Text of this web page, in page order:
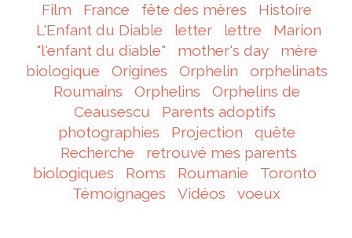
Film
France fête des mères
Histoire
L'Enfant du Diable
letter lettre
Marion
"l'enfant du diable"
mother's day
mère
biologique
Origines Orphelin
orphelinats
Roumains
Orphelins
Orphelins de
Ceausescu
Parents adoptifs
photographies
Projection
quête
Recherche
retrouvé mes parents
biologiques
Roms Roumanie
Toronto
Témoignages
Vidéos voeux